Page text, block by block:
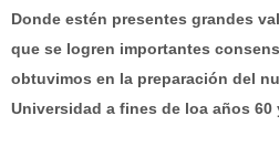
Donde estén presentes grandes
que se logren importantes
obtuvimos en la preparación del
Universidad a fines de loa años 60